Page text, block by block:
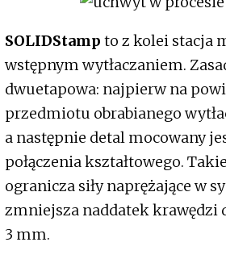
SOLIDStamp to z kolei stacja
wstępnym wytłaczaniem.
dwuetapowa: najpierw na
przedmiotu obrabianego
a następnie detal mocowany
połączenia kształtowego.
ogranicza siły naprężające w
zmniejsza naddatek krawędzi
3 mm.